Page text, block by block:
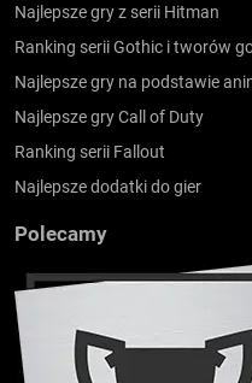
Najlepsze gry z serii Hitman
Ranking serii Gothic i tworów
Najlepsze gry na podstawie
Najlepsze gry Call of Duty
Ranking serii Fallout
Najlepsze dodatki do gier
Polecamy